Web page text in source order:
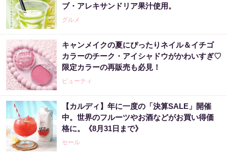
ブ・アレキサンドリア果汁使用。
グルメ
キャンメイクの夏にぴったりネイル＆イチゴ
カラーのチーク・アイシャドウがかわいすぎ♡
限定カラーの再販売も必見！
ビューティ
【カルディ】年に一度の「決算SALE」開催
中。世界のフルーツやお酒などがお買い得価
格に。《8月31日まで》
セール